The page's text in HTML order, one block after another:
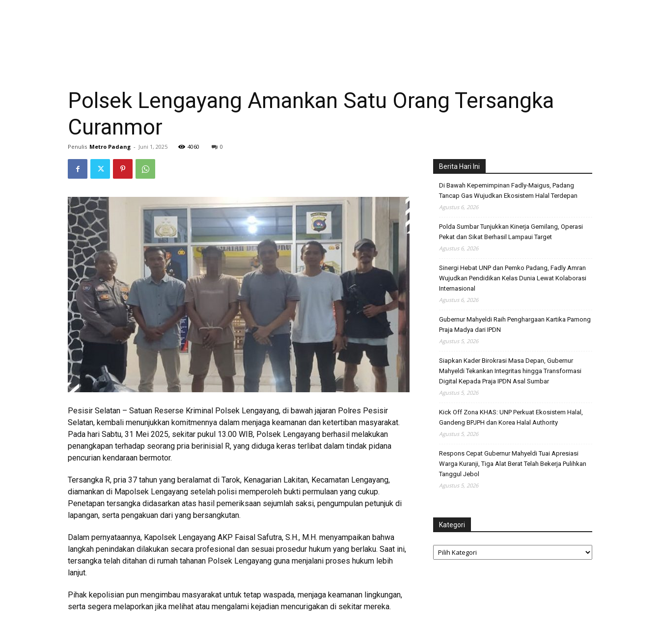
Polsek Lengayang Amankan Satu Orang Tersangka
Curanmor
Penulis Metro Padang - Juni 1, 2025 4060 0
Pesisir Selatan – Satuan Reserse Kriminal Polsek Lengayang, di bawah jajaran Polres Pesisir
Selatan, kembali menunjukkan komitmennya dalam menjaga keamanan dan ketertiban masyarakat.
Pada hari Sabtu, 31 Mei 2025, sekitar pukul 13.00 WIB, Polsek Lengayang berhasil melakukan
penangkapan terhadap seorang pria berinisial R, yang diduga keras terlibat dalam tindak pidana
pencurian kendaraan bermotor.
Tersangka R, pria 37 tahun yang beralamat di Tarok, Kenagarian Lakitan, Kecamatan Lengayang,
diamankan di Mapolsek Lengayang setelah polisi memperoleh bukti permulaan yang cukup.
Penetapan tersangka didasarkan atas hasil pemeriksaan sejumlah saksi, pengumpulan petunjuk di
lapangan, serta pengakuan dari yang bersangkutan.
Dalam pernyataannya, Kapolsek Lengayang AKP Faisal Safutra, S.H., M.H. menyampaikan bahwa
langkah penindakan dilakukan secara profesional dan sesuai prosedur hukum yang berlaku. Saat ini,
tersangka telah ditahan di rumah tahanan Polsek Lengayang guna menjalani proses hukum lebih
lanjut.
Pihak kepolisian pun mengimbau masyarakat untuk tetap waspada, menjaga keamanan lingkungan,
serta segera melaporkan jika melihat atau mengalami kejadian mencurigakan di sekitar mereka.
Berita Hari Ini
Di Bawah Kepemimpinan Fadly-Maigus, Padang
Tancap Gas Wujudkan Ekosistem Halal Terdepan
Agustus 6, 2026
Polda Sumbar Tunjukkan Kinerja Gemilang, Operasi
Pekat dan Sikat Berhasil Lampaui Target
Agustus 6, 2026
Sinergi Hebat UNP dan Pemko Padang, Fadly Amran
Wujudkan Pendidikan Kelas Dunia Lewat Kolaborasi
Internasional
Agustus 6, 2026
Gubernur Mahyeldi Raih Penghargaan Kartika Pamong
Praja Madya dari IPDN
Agustus 5, 2026
Siapkan Kader Birokrasi Masa Depan, Gubernur
Mahyeldi Tekankan Integritas hingga Transformasi
Digital Kepada Praja IPDN Asal Sumbar
Agustus 5, 2026
Kick Off Zona KHAS: UNP Perkuat Ekosistem Halal,
Gandeng BPJPH dan Korea Halal Authority
Agustus 5, 2026
Respons Cepat Gubernur Mahyeldi Tuai Apresiasi
Warga Kuranji, Tiga Alat Berat Telah Bekerja Pulihkan
Tanggul Jebol
Agustus 5, 2026
Kategori
Kategori